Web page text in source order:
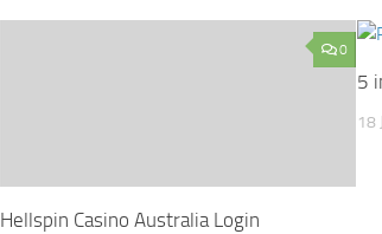
0
Hellspin Casino Australia Login
5
18